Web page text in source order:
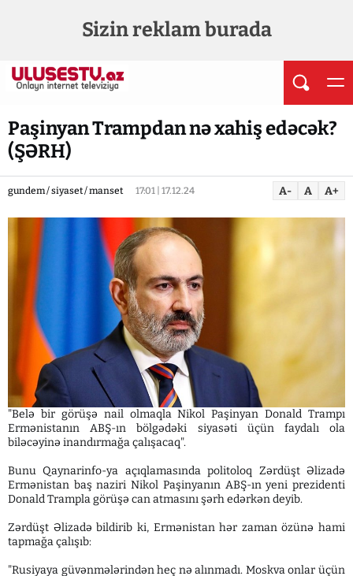
Sizin reklam burada
Paşinyan Trampdan nə xahiş edəcək?
(ŞƏRH)
gundem / siyaset / manset 17:01 | 17.12.24 A- A A+
"Belə bir görüşə nail olmaqla Nikol Paşinyan Donald Trampı
Ermənistanın ABŞ-ın bölgədəki siyasəti üçün faydalı ola
biləcəyinə inandırmağa çalışacaq".
Bunu Qaynarinfo-ya açıqlamasında politoloq Zərdüşt Əlizadə
Ermənistan baş naziri Nikol Paşinyanın ABŞ-ın yeni prezidenti
Donald Trampla görüşə can atmasını şərh edərkən deyib.
Zərdüşt Əlizadə bildirib ki, Ermənistan hər zaman özünə hami
tapmağa çalışıb:
"Rusiyaya güvənmələrindən heç nə alınmadı. Moskva onlar üçün